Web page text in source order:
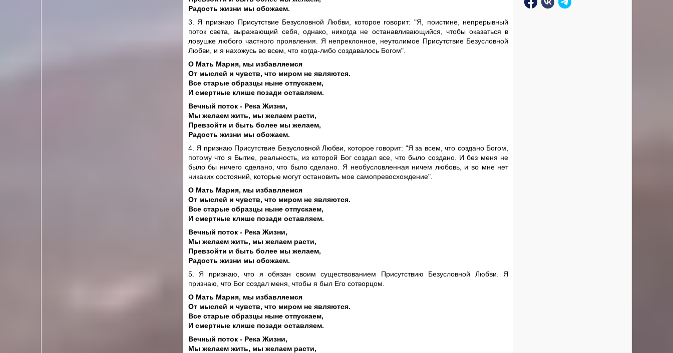
Радость жизни мы обожаем.
3. Я признаю Присутствие Безусловной Любви, которое говорит: "Я, поистине, непрерывный
поток света, выражающий себя, однако, никогда не останавливающийся, чтобы оказаться в
ловушке любого частного проявления. Я непреклонное, неутолимое Присутствие Безусловной
Любви, и я нахожусь во всем, что когда-либо создавалось Богом".
О Мать Мария, мы избавляемся
От мыслей и чувств, что миром не являются.
Все старые образцы ныне отпускаем,
И смертные клише позади оставляем.
Вечный поток - Река Жизни,
Мы желаем жить, мы желаем расти,
Превзойти и быть более мы желаем,
Радость жизни мы обожаем.
4. Я признаю Присутствие Безусловной Любви, которое говорит: "Я за всем, что создано Богом,
потому что я Бытие, реальность, из которой Бог создал все, что было создано. И без меня не
было бы ничего сделано, что было сделано. Я необусловленная ничем любовь, и во мне нет
никаких состояний, которые могут остановить мое самопревосхождение".
О Мать Мария, мы избавляемся
От мыслей и чувств, что миром не являются.
Все старые образцы ныне отпускаем,
И смертные клише позади оставляем.
Вечный поток - Река Жизни,
Мы желаем жить, мы желаем расти,
Превзойти и быть более мы желаем,
Радость жизни мы обожаем.
5. Я признаю, что я обязан своим существованием Присутствию Безусловной Любви. Я
признаю, что Бог создал меня, чтобы я был Его сотворцом.
О Мать Мария, мы избавляемся
От мыслей и чувств, что миром не являются.
Все старые образцы ныне отпускаем,
И смертные клише позади оставляем.
Вечный поток - Река Жизни,
Мы желаем жить, мы желаем расти,